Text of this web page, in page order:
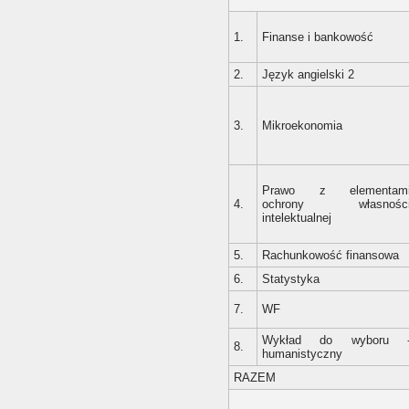
1. Finanse i bankowość
2. Język angielski 2
3. Mikroekonomia
4.
Prawo z
ochrony
intelektualnej
5.
Rachunkowość finansowa
6.
Statystyka
7. WF
8.
Wykład do wyboru
humanistyczny
RAZEM